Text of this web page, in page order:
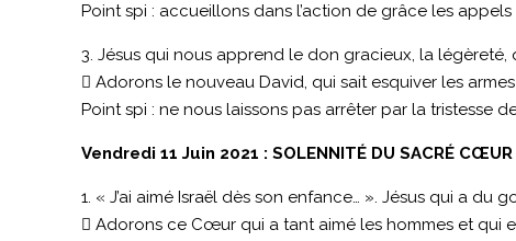
Point spi : accueillons dans l’action de grâce les
3. Jésus qui nous apprend le don gracieux, la
 Adorons le nouveau David, qui sait esquiver les
Point spi : ne nous laissons pas arrêter par la tristesse
Vendredi 11 Juin 2021 : SOLENNITÉ DU SACRÉ CŒUR
1. « J’ai aimé Israël dès son enfance… ». Jésus qui a du
 Adorons ce Cœur qui a tant aimé les hommes et qui